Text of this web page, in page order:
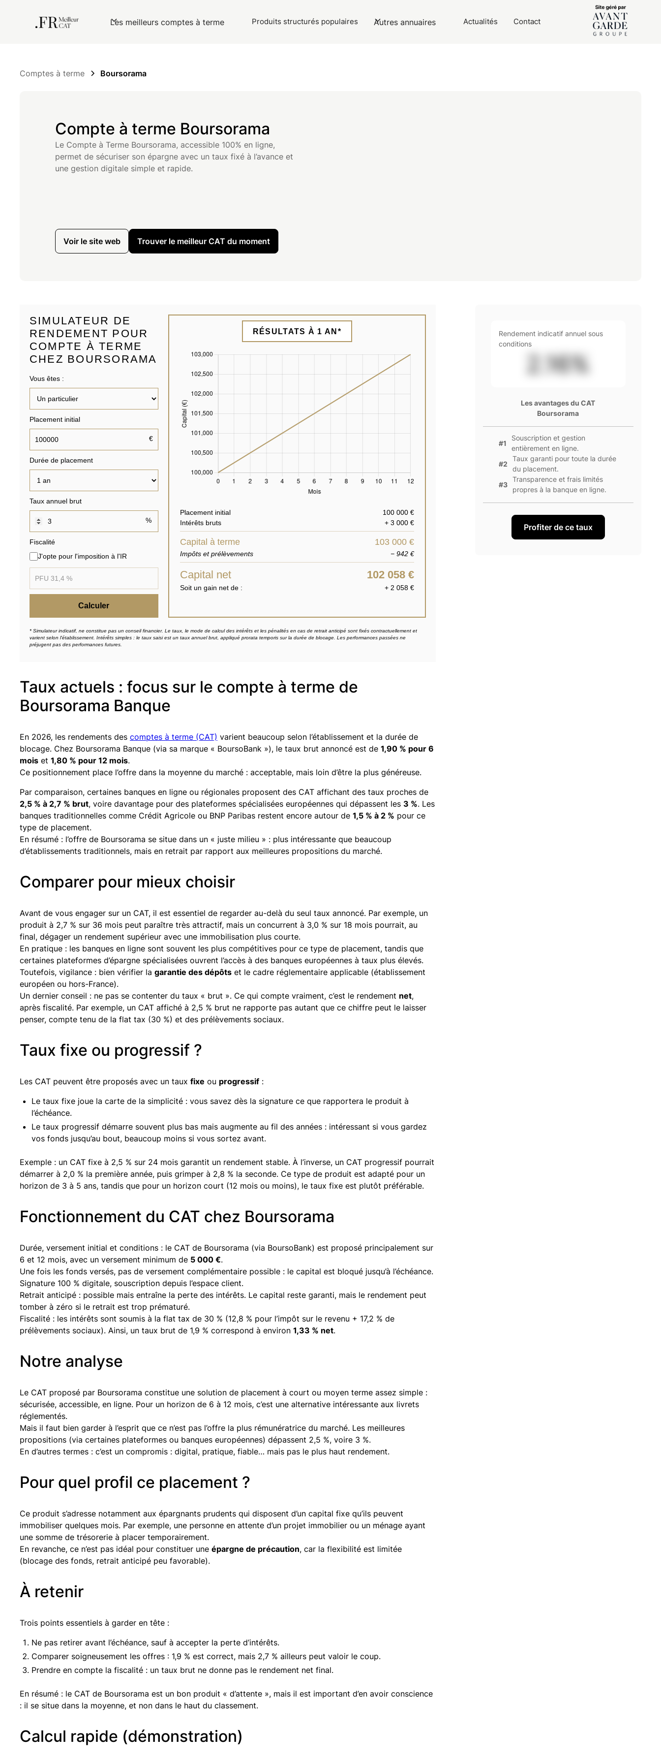
Les meilleurs comptes à terme Produits structurés populaires Autres annuaires Actualités Contact
Comptes à terme Boursorama
Compte à terme Boursorama
Le Compte à Terme Boursorama, accessible 100% en ligne,
permet de sécuriser son épargne avec un taux fixé à l’avance et
une gestion digitale simple et rapide.
Voir le site web Trouver le meilleur CAT du moment
SIMULATEUR DE
RENDEMENT POUR
COMPTE À TERME
CHEZ BOURSORAMA
Vous êtes :
Placement initial
€
Durée de placement
Taux annuel brut
%
Fiscalité
J'opte pour l'imposition à l'IR
Calculer
RÉSULTATS À 1 AN*
Placement initial
100 000 €
Intérêts bruts
+ 3 000 €
Capital à terme 103 000 €
Impôts et prélèvements − 942 €
Capital net 102 058 €
Soit un gain net de : + 2 058 €
* Simulateur indicatif, ne constitue pas un conseil financier. Le taux, le mode de calcul des intérêts et les pénalités en cas de retrait anticipé sont fixés contractuellement et
varient selon l'établissement. Intérêts simples : le taux saisi est un taux annuel brut, appliqué prorata temporis sur la durée de blocage. Les performances passées ne
préjugent pas des performances futures.
Taux actuels : focus sur le compte à terme de
Boursorama Banque
En 2026, les rendements des comptes à terme (CAT) varient beaucoup selon l’établissement et la durée de
blocage. Chez Boursorama Banque (via sa marque « BoursoBank »), le taux brut annoncé est de 1,90 % pour 6
mois et 1,80 % pour 12 mois.
Ce positionnement place l’offre dans la moyenne du marché : acceptable, mais loin d’être la plus généreuse.
Par comparaison, certaines banques en ligne ou régionales proposent des CAT affichant des taux proches de
2,5 % à 2,7 % brut, voire davantage pour des plateformes spécialisées européennes qui dépassent les 3 %. Les
banques traditionnelles comme Crédit Agricole ou BNP Paribas restent encore autour de 1,5 % à 2 % pour ce
type de placement.
En résumé : l’offre de Boursorama se situe dans un « juste milieu » : plus intéressante que beaucoup
d’établissements traditionnels, mais en retrait par rapport aux meilleures propositions du marché.
Comparer pour mieux choisir
Avant de vous engager sur un CAT, il est essentiel de regarder au-delà du seul taux annoncé. Par exemple, un
produit à 2,7 % sur 36 mois peut paraître très attractif, mais un concurrent à 3,0 % sur 18 mois pourrait, au
final, dégager un rendement supérieur avec une immobilisation plus courte.
En pratique : les banques en ligne sont souvent les plus compétitives pour ce type de placement, tandis que
certaines plateformes d’épargne spécialisées ouvrent l’accès à des banques européennes à taux plus élevés.
Toutefois, vigilance : bien vérifier la garantie des dépôts et le cadre réglementaire applicable (établissement
européen ou hors-France).
Un dernier conseil : ne pas se contenter du taux « brut ». Ce qui compte vraiment, c’est le rendement net,
après fiscalité. Par exemple, un CAT affiché à 2,5 % brut ne rapporte pas autant que ce chiffre peut le laisser
penser, compte tenu de la flat tax (30 %) et des prélèvements sociaux.
Taux fixe ou progressif ?
Les CAT peuvent être proposés avec un taux fixe ou progressif :
Le taux fixe joue la carte de la simplicité : vous savez dès la signature ce que rapportera le produit à
l’échéance.
Le taux progressif démarre souvent plus bas mais augmente au fil des années : intéressant si vous gardez
vos fonds jusqu’au bout, beaucoup moins si vous sortez avant.
Exemple : un CAT fixe à 2,5 % sur 24 mois garantit un rendement stable. À l’inverse, un CAT progressif pourrait
démarrer à 2,0 % la première année, puis grimper à 2,8 % la seconde. Ce type de produit est adapté pour un
horizon de 3 à 5 ans, tandis que pour un horizon court (12 mois ou moins), le taux fixe est plutôt préférable.
Fonctionnement du CAT chez Boursorama
Durée, versement initial et conditions : le CAT de Boursorama (via BoursoBank) est proposé principalement sur
6 et 12 mois, avec un versement minimum de 5 000 €.
Une fois les fonds versés, pas de versement complémentaire possible : le capital est bloqué jusqu’à l’échéance.
Signature 100 % digitale, souscription depuis l’espace client.
Retrait anticipé : possible mais entraîne la perte des intérêts. Le capital reste garanti, mais le rendement peut
tomber à zéro si le retrait est trop prématuré.
Fiscalité : les intérêts sont soumis à la flat tax de 30 % (12,8 % pour l’impôt sur le revenu + 17,2 % de
prélèvements sociaux). Ainsi, un taux brut de 1,9 % correspond à environ 1,33 % net.
Notre analyse
Le CAT proposé par Boursorama constitue une solution de placement à court ou moyen terme assez simple :
sécurisée, accessible, en ligne. Pour un horizon de 6 à 12 mois, c’est une alternative intéressante aux livrets
réglementés.
Mais il faut bien garder à l’esprit que ce n’est pas l’offre la plus rémunératrice du marché. Les meilleures
propositions (via certaines plateformes ou banques européennes) dépassent 2,5 %, voire 3 %.
En d’autres termes : c’est un compromis : digital, pratique, fiable… mais pas le plus haut rendement.
Pour quel profil ce placement ?
Ce produit s’adresse notamment aux épargnants prudents qui disposent d’un capital fixe qu’ils peuvent
immobiliser quelques mois. Par exemple, une personne en attente d’un projet immobilier ou un ménage ayant
une somme de trésorerie à placer temporairement.
En revanche, ce n’est pas idéal pour constituer une épargne de précaution, car la flexibilité est limitée
(blocage des fonds, retrait anticipé peu favorable).
À retenir
Trois points essentiels à garder en tête :
Ne pas retirer avant l’échéance, sauf à accepter la perte d’intérêts.
Comparer soigneusement les offres : 1,9 % est correct, mais 2,7 % ailleurs peut valoir le coup.
Prendre en compte la fiscalité : un taux brut ne donne pas le rendement net final.
En résumé : le CAT de Boursorama est un bon produit « d’attente », mais il est important d’en avoir conscience
: il se situe dans la moyenne, et non dans le haut du classement.
Calcul rapide (démonstration)
Rendement indicatif annuel sous
conditions
2.16%
Les avantages du CAT
Boursorama
#1
Souscription et gestion
entièrement en ligne.
#2
Taux garanti pour toute la durée
du placement.
#3
Transparence et frais limités
propres à la banque en ligne.
Profiter de ce taux